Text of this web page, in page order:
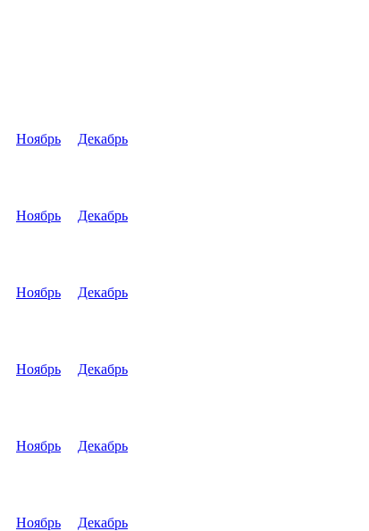
Ноябрь Декабрь
Ноябрь Декабрь
Ноябрь Декабрь
Ноябрь Декабрь
Ноябрь Декабрь
Ноябрь Декабрь